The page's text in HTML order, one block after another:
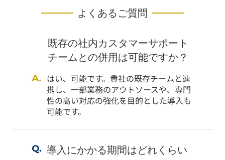
よくあるご質問
導入にかかる期間はどれくらい
既存の社内カスタマーサポート
チームとの併用は可能ですか？
はい、可能です。貴社の既存チームと連
携し、一部業務のアウトソースや、専門
性の高い対応の強化を目的とした導入も
可能です。